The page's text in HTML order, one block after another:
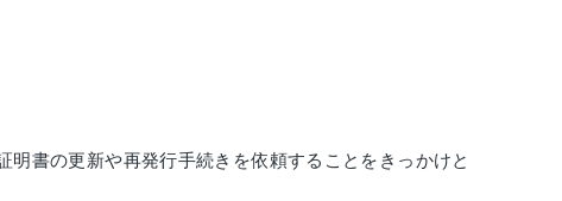
書の更新や再発行手続きを依頼することをきっかけと